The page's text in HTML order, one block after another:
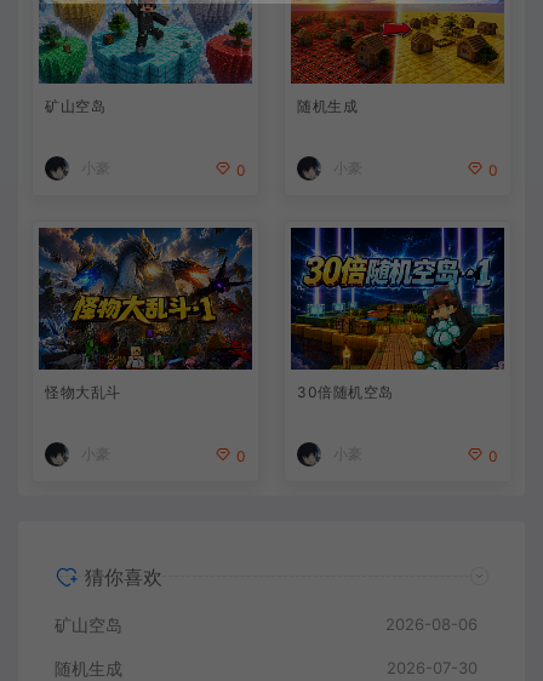
矿山空岛
小豪 0
随机生成
小豪 0
怪物大乱斗
小豪 0
30倍随机空岛
小豪 0
猜你喜欢
矿山空岛 2026-08-06
随机生成 2026-07-30